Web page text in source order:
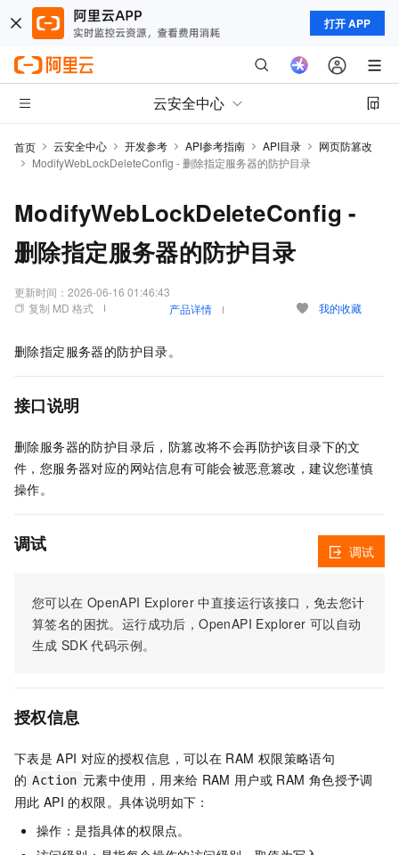
打开 APP
云安全中心
首页 云安全中心 开发参考 API参考指南 API目录
网页防篡改
ModifyWebLockDeleteConfig - 删除指定服务器的防护目录
ModifyWebLockDeleteConfig -
删除指定服务器的防护目录
更新时间： 2026-06-16 01:46:43
复制 MD 格式
产品详情 我的收藏
删除指定服务器的防护目录。
接口说明
删除服务器的防护目录后，防篡改将不会再防护该目录下的文
件，您服务器对应的网站信息有可能会被恶意篡改，建议您谨慎
操作。
调试
您可以在 OpenAPI Explorer 中直接运行该接口，免去您计
算签名的困扰。运行成功后，OpenAPI Explorer 可以自动
生成 SDK 代码示例。
调试
授权信息
下表是 API 对应的授权信息，可以在 RAM 权限策略语句
的 Action 元素中使用，用来给 RAM 用户或 RAM 角色授予调
用此 API 的权限。具体说明如下：
操作：是指具体的权限点。